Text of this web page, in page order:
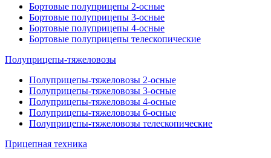
Бортовые полуприцепы 2-осные
Бортовые полуприцепы 3-осные
Бортовые полуприцепы 4-осные
Бортовые полуприцепы телескопические
Полуприцепы-тяжеловозы
Полуприцепы-тяжеловозы 2-осные
Полуприцепы-тяжеловозы 3-осные
Полуприцепы-тяжеловозы 4-осные
Полуприцепы-тяжеловозы 6-осные
Полуприцепы-тяжеловозы телескопические
Прицепная техника